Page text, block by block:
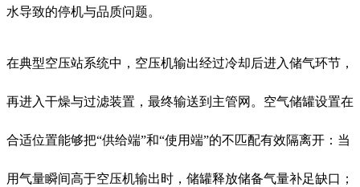
水导致的停机与品质问题。
在典型空压站系统中，空压机输出经过冷却后进入储气环节，
再进入干燥与过滤装置，最终输送到主管网。空气储罐设置在
合适位置能够把“供给端”和“使用端”的不匹配有效隔离开：当
用气量瞬间高于空压机输出时，储罐释放储备气量补足缺口；